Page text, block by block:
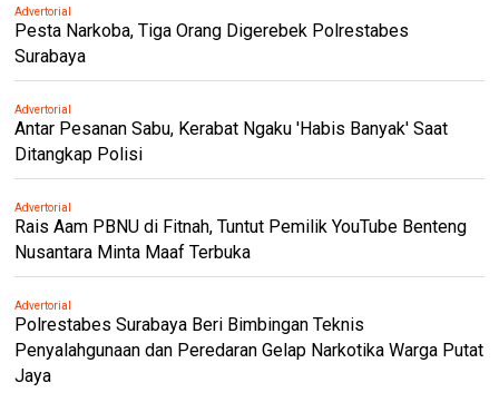
Advertorial
Pesta Narkoba, Tiga Orang Digerebek Polrestabes
Surabaya
Advertorial
Antar Pesanan Sabu, Kerabat Ngaku 'Habis Banyak' Saat
Ditangkap Polisi
Advertorial
Rais Aam PBNU di Fitnah, Tuntut Pemilik YouTube Benteng
Nusantara Minta Maaf Terbuka
Advertorial
Polrestabes Surabaya Beri Bimbingan Teknis
Penyalahgunaan dan Peredaran Gelap Narkotika Warga Putat
Jaya